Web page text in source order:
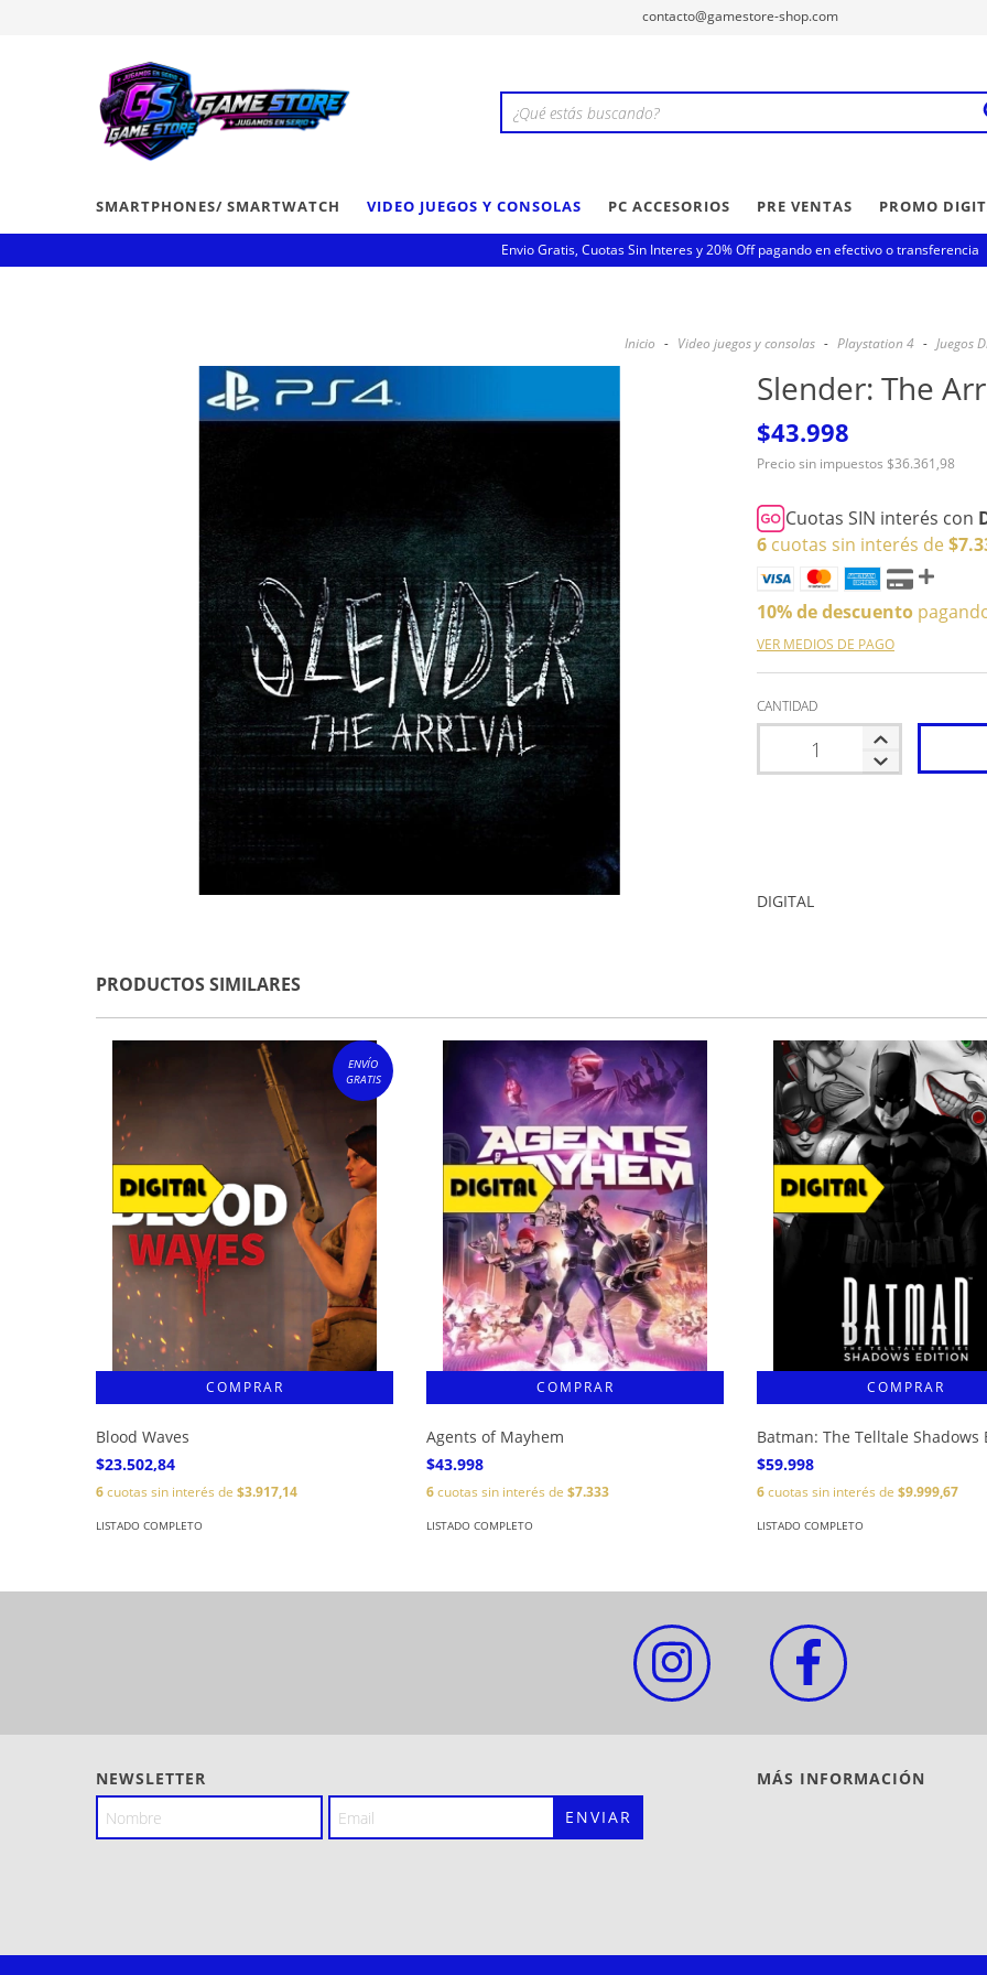
contacto@gamestore-shop.com
SMARTPHONES/ SMARTWATCH VIDEO JUEGOS Y CONSOLAS PC ACCESORIOS PRE VENTAS PROMO
Envio Gratis, Cuotas Sin Interes y 20% Off pagando en efectivo o transferencia
Inicio - Video juegos y consolas - Playstation 4 - Juegos
Slender: The
$43.998
Precio sin impuestos $36.361,98
Cuotas SIN interés con
6 cuotas sin interés de
10% de descuento
VER MEDIOS DE PAGO
CANTIDAD
DIGITAL
PRODUCTOS SIMILARES
ENVÍO
GRATIS
Blood Waves
$23.502,84
6cuotas sin interés de $3.917,14
LISTADO COMPLETO
Agents of Mayhem
$43.998
6cuotas sin interés de $7.333
LISTADO COMPLETO
Batman: The Telltale Shadows
$59.998
6cuotas sin interés de $9.999,67
LISTADO COMPLETO
NEWSLETTER MÁS INFORMACIÓN